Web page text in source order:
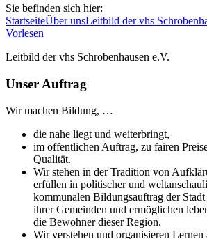
Sie befinden sich hier:
StartseiteÜber unsLeitbild der vhs
Vorlesen
Leitbild der vhs Schrobenhausen e.V.
Unser Auftrag
Wir machen Bildung, …
die nahe liegt und weiterbringt,
im öffentlichen Auftrag, zu fairen
Qualität.
Wir stehen in der Tradition von
erfüllen in politischer und
kommunalen Bildungsauftrag der
ihrer Gemeinden und ermöglichen
die Bewohner dieser Region.
Wir verstehen und organisieren Lernen